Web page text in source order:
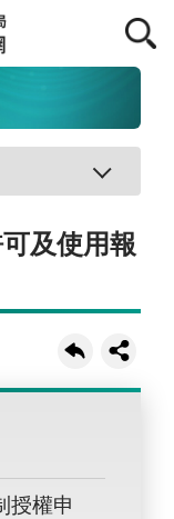
及使用報
授權申